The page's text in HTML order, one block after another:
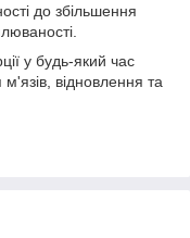
до збільшення
у будь-який час
відновлення та